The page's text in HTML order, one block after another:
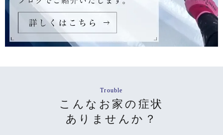
Trouble
こんなお家の症状
ありませんか？